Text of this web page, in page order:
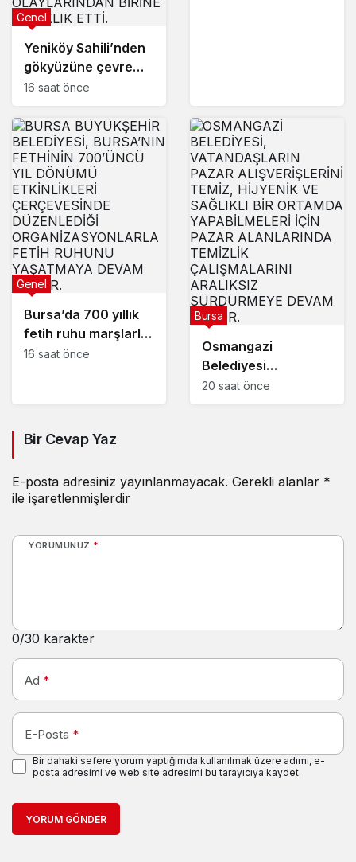
Yeniköy Sahili’nden
gökyüzüne çevre
mesajı: 25 bini aşkın
Yağmuru’nu izledi
Genel
16 saat önce
Bursa’da 700 yıllık
fetih ruhu marşlarla
yaşatılıyor
Genel
16 saat önce
Osmangazi
Belediyesi
pazarlardan aylık
Bursa
20 saat önce
Bir Cevap Yaz
E-posta adresiniz yayınlanmayacak. Gerekli alanlar *
ile işaretlenmişlerdir
YORUMUNUZ *
0/30 karakter
Ad *
E-Posta *
Bir dahaki sefere yorum yaptığımda kullanılmak üzere adımı, e-
posta adresimi ve web site adresimi bu tarayıcıya kaydet.
YORUM GÖNDER